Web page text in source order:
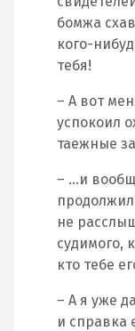
бомжа
кого-
тебя!
– А вот
успокоил
таежные
– …и
не
судимого,
кто тебе
– А я уже
и справка